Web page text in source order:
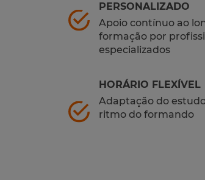
PERSONALIZADO
Apoio contínuo ao
formação por
especializados
HORÁRIO FLEXÍVEL
Adaptação do
ritmo do formando